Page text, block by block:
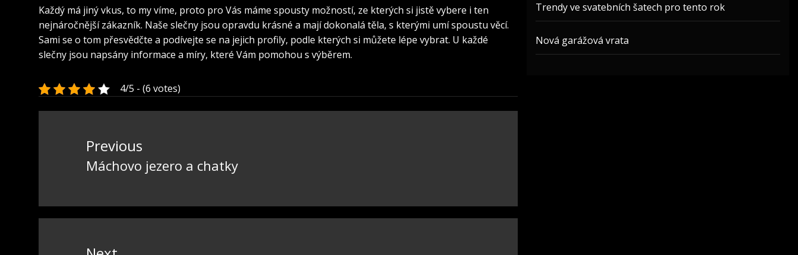
Každý má jiný vkus, to my víme, proto pro Vás máme spousty možností, ze kterých si jistě vybere i ten
nejnáročnější zákazník. Naše slečny jsou opravdu krásné a mají dokonalá těla, s kterými umí spoustu věcí.
Sami se o tom přesvědčte a podívejte se na jejich profily, podle kterých si můžete lépe vybrat. U každé
slečny jsou napsány informace a míry, které Vám pomohou s výběrem.
4/5 - (6 votes)
příspěvekPrevious
Previous
Máchovo jezero a chatky
Trendy ve svatebních šatech pro tento rok
Nová garážová vrata